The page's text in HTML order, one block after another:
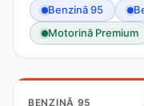
Benzină 95
Motorină Premium
BENZINĂ 95